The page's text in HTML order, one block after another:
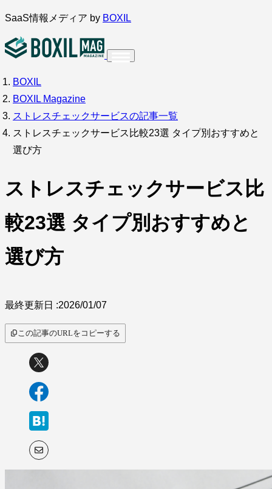
内
を
キ
ッ
プ
SaaS情報メディア by BOXIL
インタビュー
サービス比較 キーワードから探す
SaaS情報メディア by
BOXIL
BOXIL Magazine
ストレスチェックサービスの記事一覧
ストレスチェックサービス比較23選 タイプ別おすすめと
選び方
ストレスチェックサービス比
較23選 タイプ別おすすめと
選び方
最終更新日 :2026/01/07
この記事のURLをコピーする